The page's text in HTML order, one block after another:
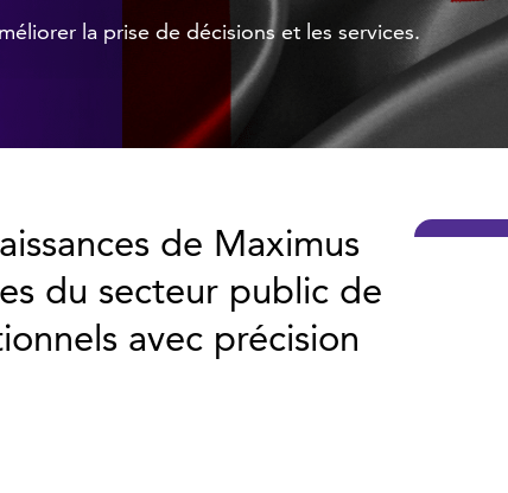
la prise de décisions et les services.
de Maximus
du secteur public de
avec précision